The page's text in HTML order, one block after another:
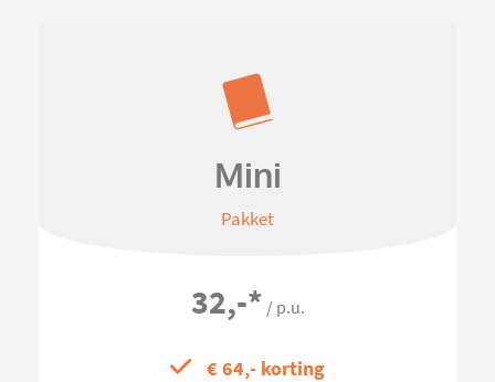
Mini
Pakket
32,-* / p.u.
€ 64,- korting